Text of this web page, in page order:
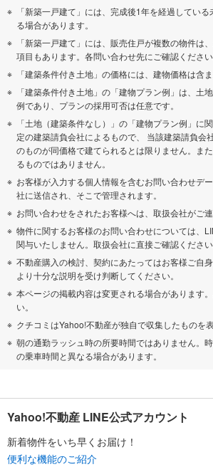
「新築一戸建て」には、完成後1年を経過してい
る場合があります。
「新築一戸建て」には、販売住戸が複数の物件は
項目もあります。各問い合わせ先にご確認ください
「建築条件付き土地」の価格には、建物価格は含ま
「建築条件付き土地」の「建物プラン例」は、土
例であり、プランの採用可否は任意です。
「土地（建築条件なし）」の「建物プラン例」に
定の建築請負会社によるもので、 当該建築請負会
のものが同価格で建てられるとは限りません。ま
るものではありません。
お客様が入力する個人情報を含むお問い合わせデ
社に送信され、そこで管理されます。
お問い合わせをされたお客様へは、取扱会社がご連
物件に関するお客様のお問い合わせについては、
関与いたしません。取扱会社に直接ご確認ください
不動産購入の検討、契約にあたってはお客様ご自
より十分な説明を受け判断してください。
本ページの掲載内容は変更される場合があります
い。
クチコミはYahoo!不動産が独自で収集したものを
朝の通勤ラッシュ時の所要時間ではありません。
の乗車時間と異なる場合があります。
Yahoo!不動産 LINE公式アカウント
新着物件をいち早くお届け！
便利な機能のご紹介